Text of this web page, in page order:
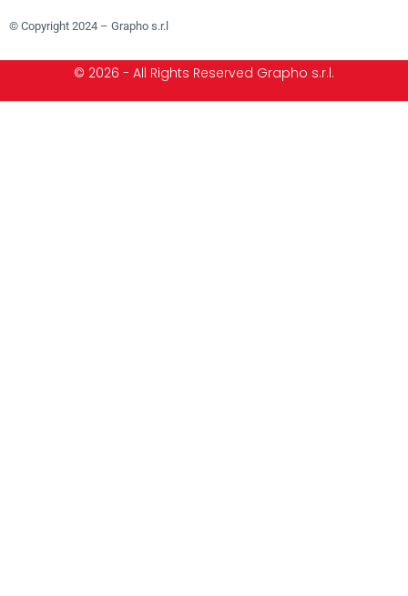
© Copyright 2024 – Grapho s.r.l
© 2026 - All Rights Reserved Grapho s.r.l.